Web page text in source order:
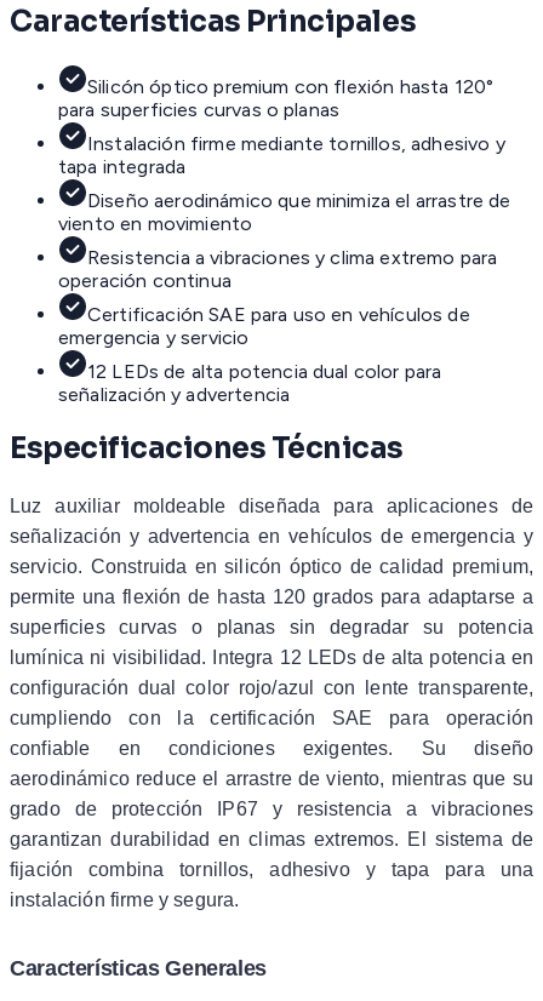
Características Principales
Silicón óptico premium con flexión hasta 120°
para superficies curvas o planas
Instalación firme mediante tornillos, adhesivo y
tapa integrada
Diseño aerodinámico que minimiza el arrastre de
viento en movimiento
Resistencia a vibraciones y clima extremo para
operación continua
Certificación SAE para uso en vehículos de
emergencia y servicio
12 LEDs de alta potencia dual color para
señalización y advertencia
Especificaciones Técnicas
Luz auxiliar moldeable diseñada para aplicaciones de
señalización y advertencia en vehículos de emergencia y
servicio. Construida en silicón óptico de calidad premium,
permite una flexión de hasta 120 grados para adaptarse a
superficies curvas o planas sin degradar su potencia
lumínica ni visibilidad. Integra 12 LEDs de alta potencia en
configuración dual color rojo/azul con lente transparente,
cumpliendo con la certificación SAE para operación
confiable en condiciones exigentes. Su diseño
aerodinámico reduce el arrastre de viento, mientras que su
grado de protección IP67 y resistencia a vibraciones
garantizan durabilidad en climas extremos. El sistema de
fijación combina tornillos, adhesivo y tapa para una
instalación firme y segura.
Características Generales